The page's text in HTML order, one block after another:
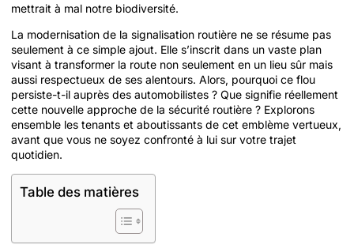
mettrait à mal notre biodiversité.
La modernisation de la signalisation routière ne se résume pas
seulement à ce simple ajout. Elle s’inscrit dans un vaste plan
visant à transformer la route non seulement en un lieu sûr mais
aussi respectueux de ses alentours. Alors, pourquoi ce flou
persiste-t-il auprès des automobilistes ? Que signifie réellement
cette nouvelle approche de la sécurité routière ? Explorons
ensemble les tenants et aboutissants de cet emblème vertueux,
avant que vous ne soyez confronté à lui sur votre trajet
quotidien.
Table des matières